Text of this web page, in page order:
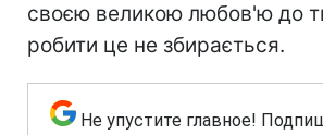
своєю великою любов'ю до
робити це не збирається.
Не упустите главное!